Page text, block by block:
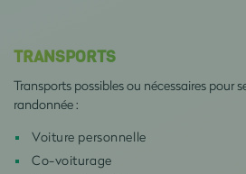
TRANSPORTS
Transports possibles ou nécessaires pour
randonnée :
Voiture personnelle
Co-voiturage